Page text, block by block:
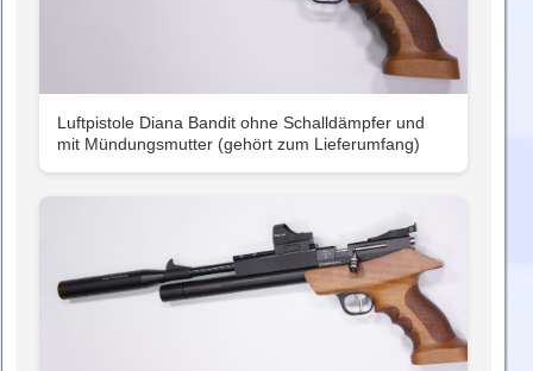
Luftpistole Diana Bandit ohne Schalldämpfer und
mit Mündungsmutter (gehört zum Lieferumfang)